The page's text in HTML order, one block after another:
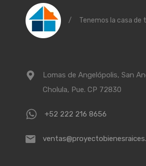
/ Tenemos la casa de
Lomas de Angelópolis, San
Cholula, Pue. CP 72830
+52 222 216 8656